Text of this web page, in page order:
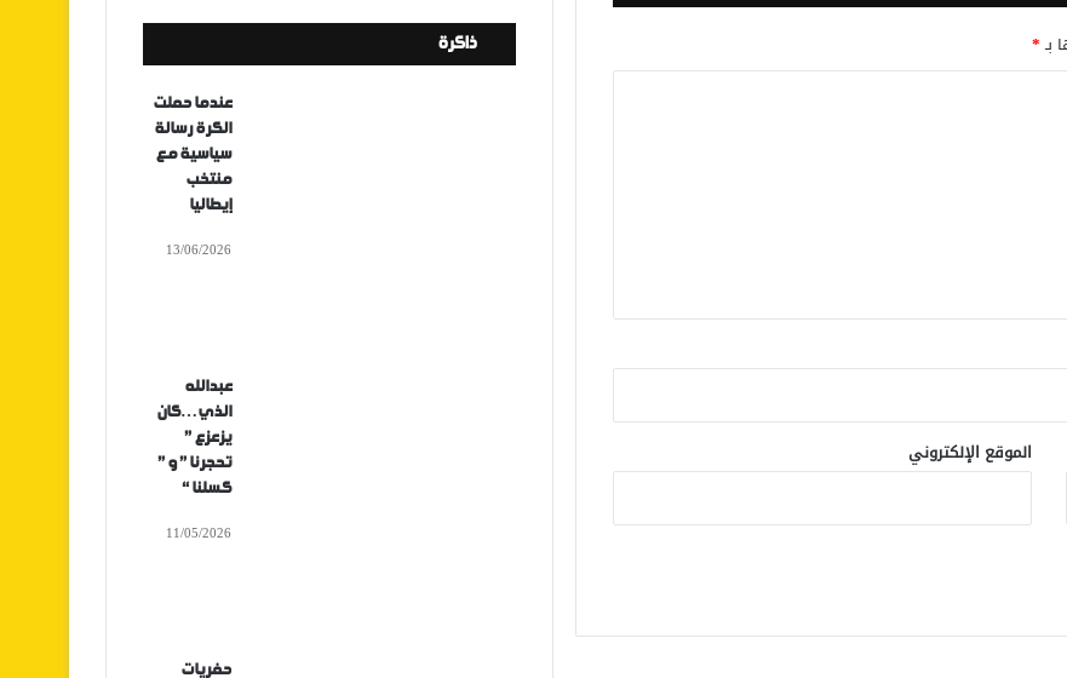
بـ*
الموقع الإلكتروني
ذاكرة
عندما حملت
الكرة رسالة
سياسية مع
منتخب
إيطاليا
13/06/2026
عبدالله
الذي…كان
يزعزع ”
تحجرنا ” و ”
كسلنا “
11/05/2026
حفريات